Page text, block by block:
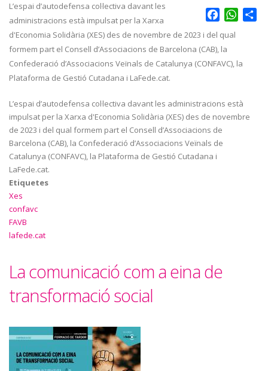
Facebook
L’espai d’autodefensa col·lectiva davant les
administracions està impulsat per la Xarxa
d'Economia Solidària (XES) des de novembre de 2023 i del qual
formem part el Consell d’Associacions de Barcelona (CAB), la
Confederació d’Associacions Veïnals de Catalunya (CONFAVC), la
Plataforma de Gestió Cutadana i LaFede.cat.
L’espai d’autodefensa col·lectiva davant les administracions està
impulsat per la Xarxa d'Economia Solidària (XES) des de novembre
de 2023 i del qual formem part el Consell d’Associacions de
Barcelona (CAB), la Confederació d’Associacions Veïnals de
Catalunya (CONFAVC), la Plataforma de Gestió Cutadana i
LaFede.cat.
Etiquetes
Xes
confavc
FAVB
lafede.cat
La comunicació com a eina de
transformació social